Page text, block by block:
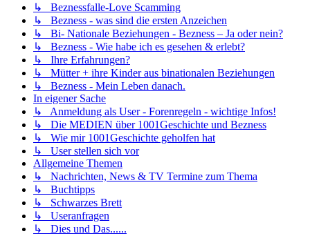
↳ Beznessfalle-Love Scamming
↳ Bezness - was sind die ersten Anzeichen
↳ Bi- Nationale Beziehungen - Bezness – Ja oder nein?
↳ Bezness - Wie habe ich es gesehen & erlebt?
↳ Ihre Erfahrungen?
↳ Mütter + ihre Kinder aus binationalen Beziehungen
↳ Bezness - Mein Leben danach.
In eigener Sache
↳ Anmeldung als User - Forenregeln - wichtige Infos!
↳ Die MEDIEN über 1001Geschichte und Bezness
↳ Wie mir 1001Geschichte geholfen hat
↳ User stellen sich vor
Allgemeine Themen
↳ Nachrichten, News & TV Termine zum Thema
↳ Buchtipps
↳ Schwarzes Brett
↳ Useranfragen
↳ Dies und Das......